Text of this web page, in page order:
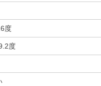
度
度